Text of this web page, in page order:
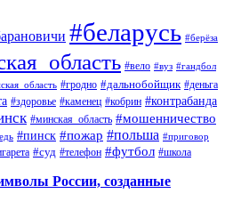
#беларусь #берёза
#вело #вуз #гандбол
#гродно #дальнобойщик #деньга
#здоровье #каменец #кобрин #контрабанда
#минская_область #мошенничество
#пинск #пожар #польша #приговор
#суд #телефон #футбол #школа
России, созданные